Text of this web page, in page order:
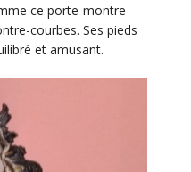
ce porte-montre
courbes. Ses pieds
et amusant.